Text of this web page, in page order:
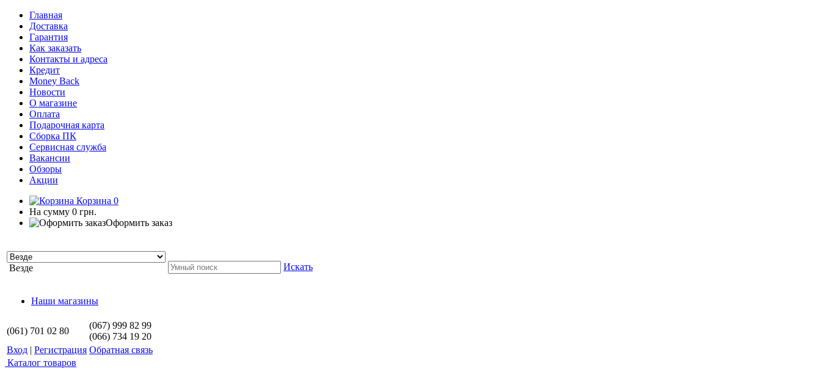
Главная
Доставка
Гарантия
Как заказать
Контакты и адреса
Кредит
Money Back
Новости
О магазине
Оплата
Подарочная карта
Сборка ПК
Сервисная служба
Вакансии
Обзоры
Акции
Корзина 0
На сумму 0 грн.
Оформить заказ
Везде Искать
Наши магазины
(061) 701 02 80
(067) 999 82 99
(066) 734 19 20
Вход | Регистрация Обратная связь
Каталог товаров